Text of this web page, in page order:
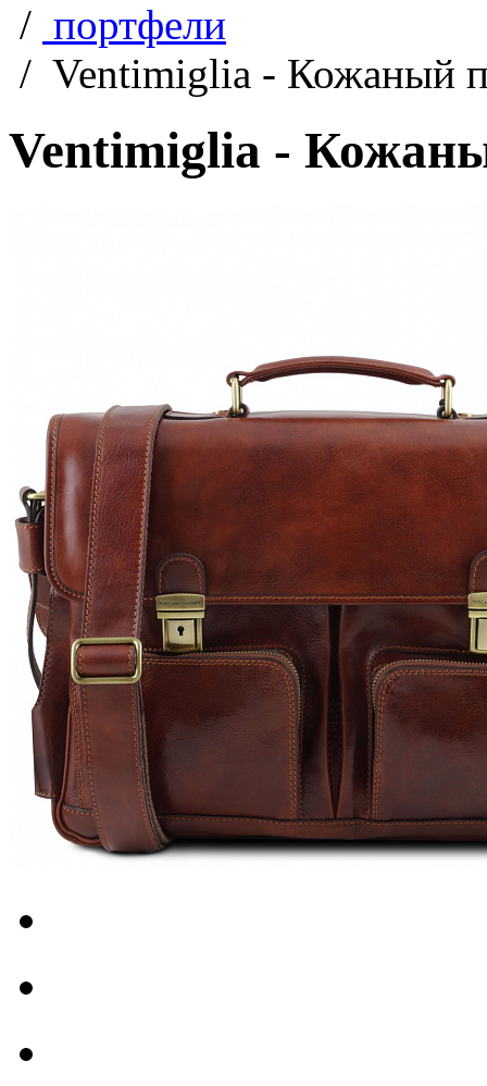
/ портфели
/ Ventimiglia - Кожаный
Ventimiglia -